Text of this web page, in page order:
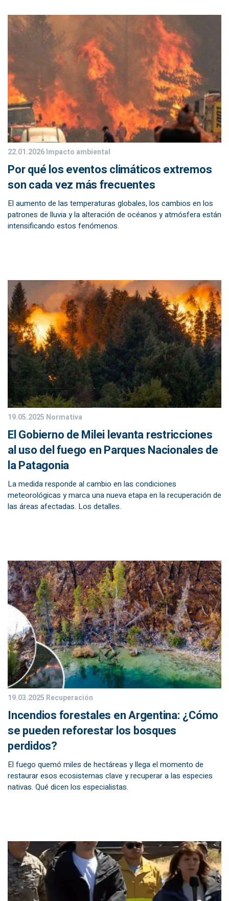
22.01.2026Impacto ambiental
Por qué los eventos climáticos extremos
son cada vez más frecuentes
El aumento de las temperaturas globales, los cambios en los
patrones de lluvia y la alteración de océanos y atmósfera están
intensificando estos fenómenos.
19.05.2025 Normativa
El Gobierno de Milei levanta restricciones
al uso del fuego en Parques Nacionales de
la Patagonia
La medida responde al cambio en las condiciones
meteorológicas y marca una nueva etapa en la recuperación de
las áreas afectadas. Los detalles.
19.03.2025 Recuperación
Incendios forestales en Argentina: ¿Cómo
se pueden reforestar los bosques
perdidos?
El fuego quemó miles de hectáreas y llega el momento de
restaurar esos ecosistemas clave y recuperar a las especies
nativas. Qué dicen los especialistas.